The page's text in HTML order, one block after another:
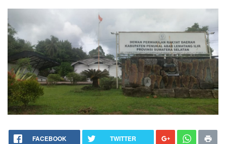
FACEBOOK TWITTER